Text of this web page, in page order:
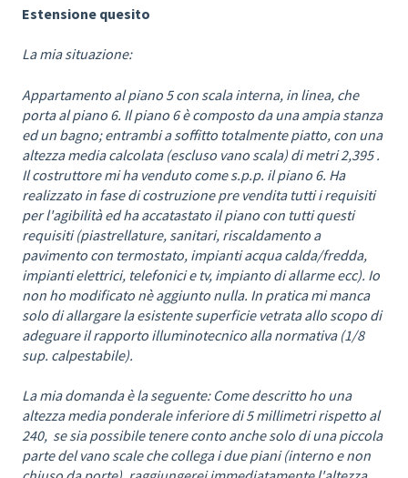
Estensione quesito
La mia situazione:
Appartamento al piano 5 con scala interna, in linea, che
porta al piano 6. Il piano 6 è composto da una ampia stanza
ed un bagno; entrambi a soffitto totalmente piatto, con una
altezza media calcolata (escluso vano scala) di metri 2,395 .
Il costruttore mi ha venduto come s.p.p. il piano 6. Ha
realizzato in fase di costruzione pre vendita tutti i requisiti
per l'agibilità ed ha accatastato il piano con tutti questi
requisiti (piastrellature, sanitari, riscaldamento a
pavimento con termostato, impianti acqua calda/fredda,
impianti elettrici, telefonici e tv, impianto di allarme ecc). Io
non ho modificato nè aggiunto nulla. In pratica mi manca
solo di allargare la esistente superficie vetrata allo scopo di
adeguare il rapporto illuminotecnico alla normativa (1/8
sup. calpestabile).
La mia domanda è la seguente: Come descritto ho una
altezza media ponderale inferiore di 5 millimetri rispetto al
240, se sia possibile tenere conto anche solo di una piccola
parte del vano scale che collega i due piani (interno e non